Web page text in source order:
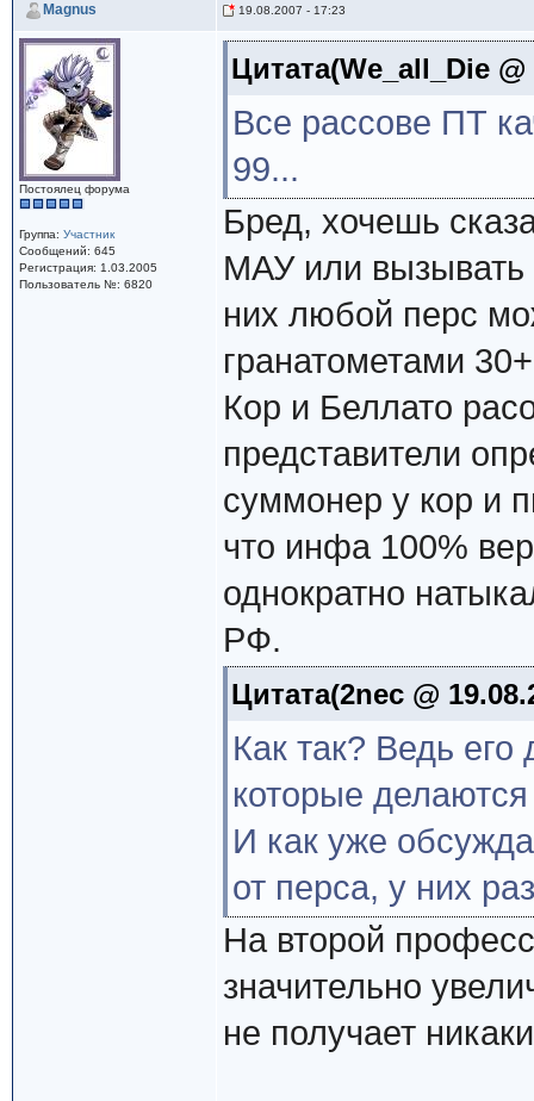
Magnus 19.08.2007 - 17:23
Постоялец форума
Группа: Участник
Сообщений: 645
Регистрация: 1.03.2005
Пользователь №: 6820
Цитата(We_all_Die
Все рассове ПТ
99...
Бред, хочешь
МАУ или вызывать
них любой перс
гранатометами
Кор и Беллато
представители
суммонер у кор и
что инфа 100%
однократно
РФ.
Цитата(2nec @
Как так? Ведь его
которые
И как уже
от перса, у них
На второй
значительно
не получает